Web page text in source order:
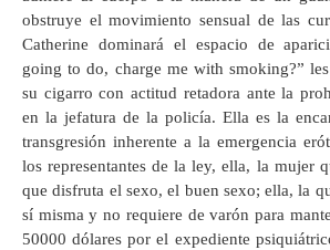
obstruye el movimiento sensual de las
Catherine dominará el espacio de
going to do, charge me with smoking?”
su cigarro con actitud retadora ante la
en la jefatura de la policía. Ella es la
transgresión inherente a la emergencia
los representantes de la ley, ella, la mujer
que disfruta el sexo, el buen sexo; ella, la
sí misma y no requiere de varón para
50000 dólares por el expediente